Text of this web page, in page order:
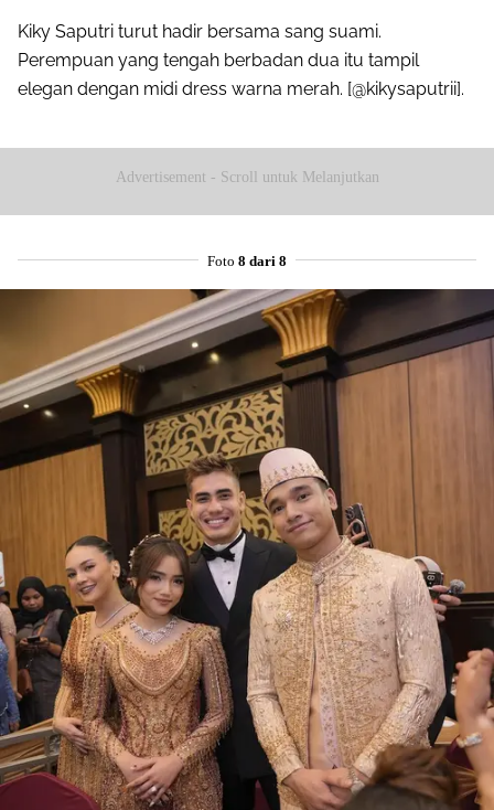
Kiky Saputri turut hadir bersama sang suami.
Perempuan yang tengah berbadan dua itu tampil
elegan dengan midi dress warna merah. [@kikysaputrii].
Advertisement - Scroll untuk Melanjutkan
Foto 8 dari 8